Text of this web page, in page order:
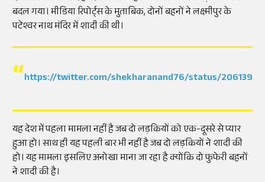
बदल गया। मीडिया रिपोर्ट्स के मुताबिक, दोनों बहनों ने लक्ष्मीपुर के
पटेश्वर नाथ मंदिर में शादी की थी।
https://twitter.com/shekharanand76/status/
यह देश में पहला मामला नहीं है जब दो लड़कियों को एक-दूसरे से प्यार
हुआ हो। साथ ही यह पहली बार भी नहीं है जब दो लड़कियों ने शादी की
हो। यह मामला इसलिए अनोखा माना जा रहा है क्योंकि दो फुफेरी बहनों
ने शादी की है।